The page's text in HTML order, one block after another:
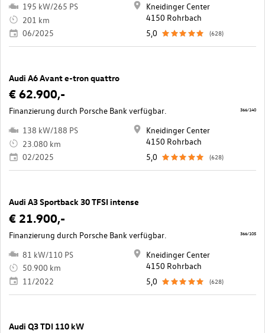
195 kW/265 PS
201 km
06/2025
Kneidinger Center
4150 Rohrbach
5,0
(628)
Audi A6 Avant e-tron quattro
€ 62.900,-
Finanzierung durch Porsche Bank verfügbar.
138 kW/188 PS
23.080 km
02/2025
Kneidinger Center
4150 Rohrbach
5,0
(628)
366/140
Audi A3 Sportback 30 TFSI intense
€ 21.900,-
Finanzierung durch Porsche Bank verfügbar.
81 kW/110 PS
50.900 km
11/2022
Kneidinger Center
4150 Rohrbach
5,0
(628)
366/105
Audi Q3 TDI 110 kW